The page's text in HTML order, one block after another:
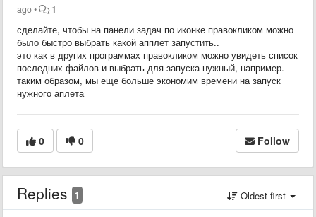
ago• 1
сделайте, чтобы на панели задач по иконке правокликом можно
было быстро выбрать какой апплет запустить..
это как в других программах правокликом можно увидеть список
последних файлов и выбрать для запуска нужный, например.
таким образом, мы еще больше экономим времени на запуск
нужного аплета
0 0 Follow
Replies 1 Oldest first